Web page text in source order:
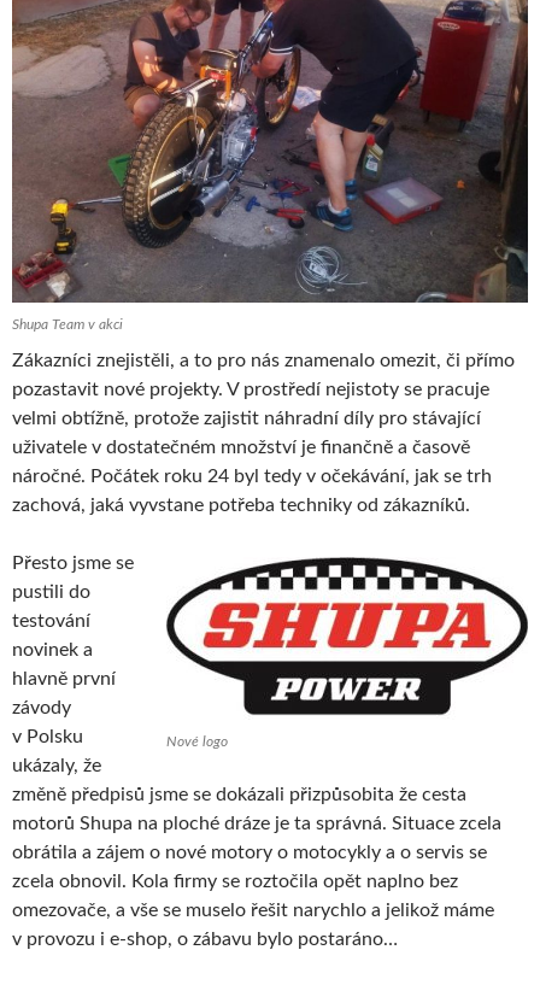
Shupa Team v akci
Zákazníci znejistěli, a to pro nás znamenalo omezit, či přímo
pozastavit nové projekty. V prostředí nejistoty se pracuje
velmi obtížně, protože zajistit náhradní díly pro stávající
uživatele v dostatečném množství je finančně a časově
náročné. Počátek roku 24 byl tedy v očekávání, jak se trh
zachová, jaká vyvstane potřeba techniky od zákazníků.
Nové logo
Přesto jsme se
pustili do
testování
novinek a
hlavně první
závody
v Polsku
ukázaly, že
změně předpisů jsme se dokázali přizpůsobita že cesta
motorů Shupa na ploché dráze je ta správná. Situace zcela
obrátila a zájem o nové motory o motocykly a o servis se
zcela obnovil. Kola firmy se roztočila opět naplno bez
omezovače, a vše se muselo řešit narychlo a jelikož máme
v provozu i e-shop, o zábavu bylo postaráno…